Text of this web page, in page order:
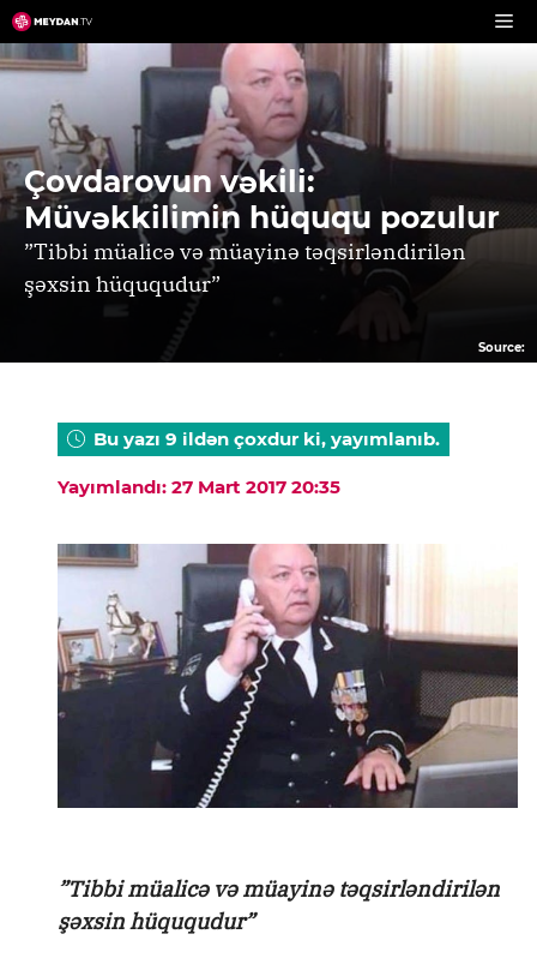
Skip
to
content
Çovdarovun vəkili:
Müvəkkilimin hüququ pozulur
”Tibbi müalicə və müayinə təqsirləndirilən
şəxsin hüququdur”
Source:
Bu yazı 9 ildən çoxdur ki, yayımlanıb.
Yayımlandı: 27 Mart 2017 20:35
”Tibbi müalicə və müayinə təqsirləndirilən
şəxsin hüququdur”